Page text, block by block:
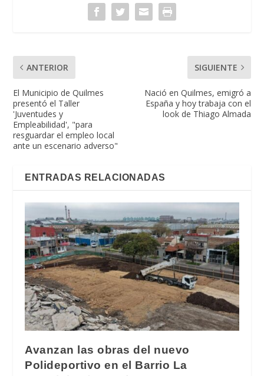
ANTERIOR
El Municipio de Quilmes
presentó el Taller
'Juventudes y
Empleabilidad', "para
resguardar el empleo local
ante un escenario adverso"
SIGUIENTE
Nació en Quilmes, emigró a
España y hoy trabaja con el
look de Thiago Almada
ENTRADAS RELACIONADAS
Avanzan las obras del nuevo
Polideportivo en el Barrio La